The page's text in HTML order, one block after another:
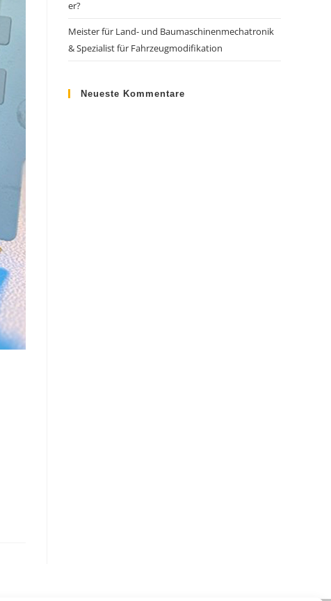
er?
Meister für Land- und Baumaschinenmechatronik
& Spezialist für Fahrzeugmodifikation
Neueste Kommentare